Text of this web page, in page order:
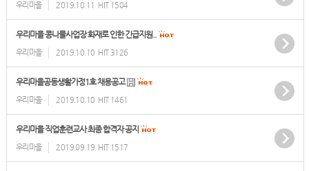
우리마을 2019.10.11 HIT 1504
우리마을 콩나물사업장 화재로 인한 긴급지원..
우리마을 2019.10.10 HIT 3126
우리마을공동생활가정1호 채용공고
우리마을 2019.10.10 HIT 1461
우리마을 직업훈련교사 최종 합격자 공지
우리마을 2019.09.19 HIT 1517